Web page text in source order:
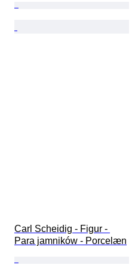
Carl Scheidig - Figur -
Para jamników - Porcelæn